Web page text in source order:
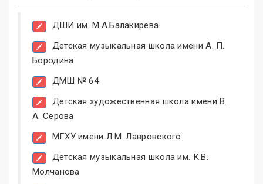
ДШИ им. М.А.Балакирева
Детская музыкальная школа имени А. П.
Бородина
ДМШ № 64
Детская художественная школа имени В.
А. Серова
МГХУ имени Л.М. Лавровского
Детская музыкальная школа им. К.В.
Молчанова